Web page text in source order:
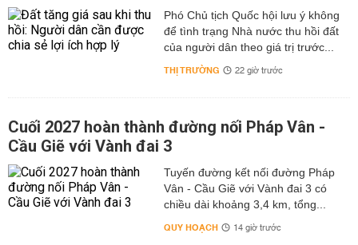
Phó Chủ tịch Quốc hội lưu ý không
để tình trạng Nhà nước thu hồi đất
của người dân theo giá trị trước...
THỊ TRƯỜNG 22 giờ trước
Cuối 2027 hoàn thành đường nối Pháp Vân -
Cầu Giẽ với Vành đai 3
Tuyến đường kết nối đường Pháp
Vân - Cầu Giẽ với Vành đai 3 có
chiều dài khoảng 3,4 km, tổng...
QUY HOẠCH 14 giờ trước